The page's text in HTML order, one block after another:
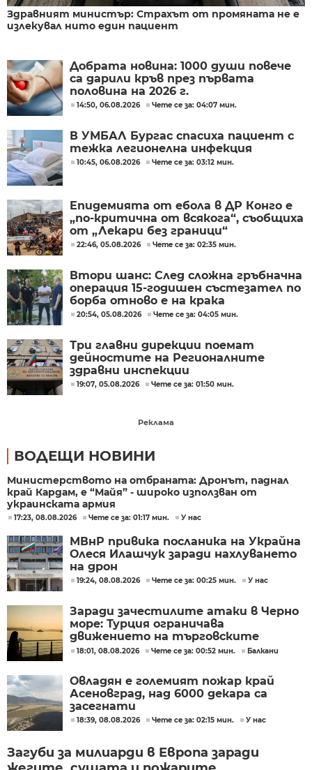
Здравният министър: Страхът от промяната не е
излекувал нито един пациент
Добрата новина: 1000 души повече
са дарили кръв през първата
половина на 2026 г.
14:50, 06.08.2026 Чете се за: 04:07 мин.
В УМБАЛ Бургас спасиха пациент с
тежка легионелна инфекция
10:45, 06.08.2026 Чете се за: 03:12 мин.
Епидемията от ебола в ДР Конго е
„по-критична от всякога“, съобщиха
от „Лекари без граници“
22:46, 05.08.2026 Чете се за: 02:35 мин.
Втори шанс: След сложна гръбначна
операция 15-годишен състезател по
борба отново е на крака
20:54, 05.08.2026 Чете се за: 04:05 мин.
Три главни дирекции поемат
дейностите на Регионалните
здравни инспекции
19:07, 05.08.2026 Чете се за: 01:50 мин.
Реклама
ВОДЕЩИ НОВИНИ
Министерството на отбраната: Дронът, паднал
край Кардам, е “Майя” - широко използван от
украинската армия
17:23, 08.08.2026 Чете се за: 01:17 мин. У нас
МВнР привика посланика на Украйна
Олеся Илашчук заради нахлуването
на дрон
19:24, 08.08.2026 Чете се за: 00:25 мин. У нас
Заради зачестилите атаки в Черно
море: Турция ограничава
движението на търговските
кораби
18:01, 08.08.2026 Чете се за: 00:52 мин. Балкани
Овладян е големият пожар край
Асеновград, над 6000 декара са
засегнати
18:39, 08.08.2026 Чете се за: 02:15 мин. У нас
Загуби за милиарди в Европа заради